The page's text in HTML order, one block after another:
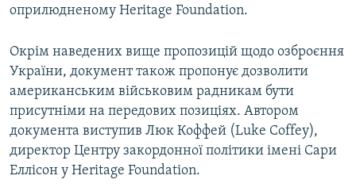
оприлюдненому Heritage Foundation.
Окрім наведених вище пропозицій щодо озброєння
України, документ також пропонує дозволити
американським військовим радникам бути
присутніми на передових позиціях. Автором
документа виступив Люк Коффей (Luke Coffey),
директор Центру закордонної політики імені Сари
Еллісон у Heritage Foundation.